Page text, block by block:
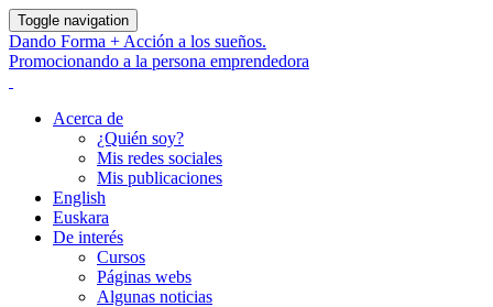
Toggle navigation
Dando Forma + Acción a los sueños.
Promocionando a la persona emprendedora
Acerca de
¿Quién soy?
Mis redes sociales
Mis publicaciones
English
Euskara
De interés
Cursos
Páginas webs
Algunas noticias